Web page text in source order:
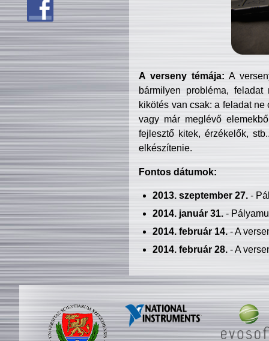
A verseny témája: A
bármilyen probléma, feladat
kikötés van csak: a feladat
vagy már meglévő
fejlesztő kitek, érzékelők,
elkészítenie.
Fontos dátumok:
2013. szeptember 27.-
2014. január 31.-
2014. február 14.- A
2014. február 28.- A